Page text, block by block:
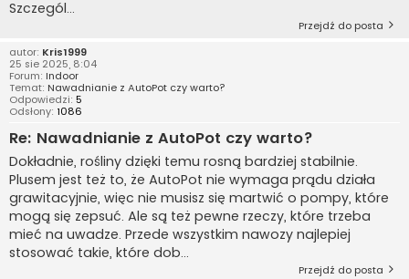
Szczegól...
Przejdź do posta
autor: Kris1999
25 sie 2025, 8:04
Forum: Indoor
Temat: Nawadnianie z AutoPot czy warto?
Odpowiedzi: 5
Odsłony: 1086
Re: Nawadnianie z AutoPot czy warto?
Dokładnie, rośliny dzięki temu rosną bardziej stabilnie.
Plusem jest też to, że AutoPot nie wymaga prądu działa
grawitacyjnie, więc nie musisz się martwić o pompy, które
mogą się zepsuć. Ale są też pewne rzeczy, które trzeba
mieć na uwadze. Przede wszystkim nawozy najlepiej
stosować takie, które dob...
Przejdź do posta